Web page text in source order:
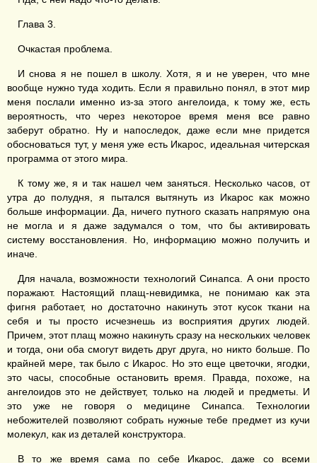
Глава 3.
Очкастая проблема.
И снова я не пошел в школу. Хотя, я и не уверен, что мне
вообще нужно туда ходить. Если я правильно понял, в этот мир
меня послали именно из-за этого ангелоида, к тому же, есть
вероятность, что через некоторое время меня все равно
заберут обратно. Ну и напоследок, даже если мне придется
обосноваться тут, у меня уже есть Икарос, идеальная читерская
программа от этого мира.
К тому же, я и так нашел чем заняться. Несколько часов, от
утра до полудня, я пытался вытянуть из Икарос как можно
больше информации. Да, ничего путного сказать напрямую она
не могла и я даже задумался о том, что бы активировать
систему восстановления. Но, информацию можно получить и
иначе.
Для начала, возможности технологий Синапса. А они просто
поражают. Настоящий плащ-невидимка, не понимаю как эта
фигня работает, но достаточно накинуть этот кусок ткани на
себя и ты просто исчезнешь из восприятия других людей.
Причем, этот плащ можно накинуть сразу на нескольких человек
и тогда, они оба смогут видеть друг друга, но никто больше. По
крайней мере, так было с Икарос. Но это еще цветочки, ягодки,
это часы, способные остановить время. Правда, похоже, на
ангелоидов это не действует, только на людей и предметы. И
это уже не говоря о медицине Синапса. Технологии
небожителей позволяют собрать нужные тебе предмет из кучи
молекул, как из деталей конструктора.
В то же время сама по себе Икарос, даже со всеми